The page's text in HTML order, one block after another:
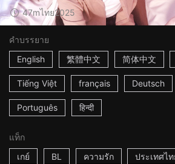
47mไทย2025
คำบรรยาย
English
繁體中文 简体中文
Tiếng Việt français Deutsch
Português हिन्दी
แท็ก
เกย์
BL ความรัก ประเทศไท